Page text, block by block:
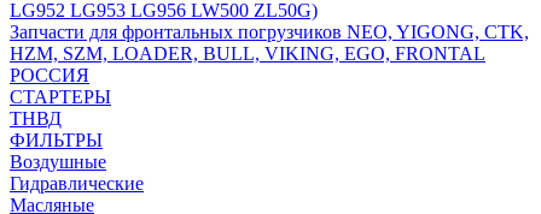
LG952 LG953 LG956 LW500 ZL50G)
Запчасти для фронтальных погрузчиков NEO, YIGONG, CTK,
HZM, SZM, LOADER, BULL, VIKING, EGO, FRONTAL
РОССИЯ
СТАРТЕРЫ
ТНВД
ФИЛЬТРЫ
Воздушные
Гидравлические
Масляные